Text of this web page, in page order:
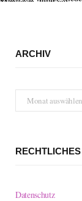
ARCHIV
Archiv
RECHTLICHES
Datenschutz